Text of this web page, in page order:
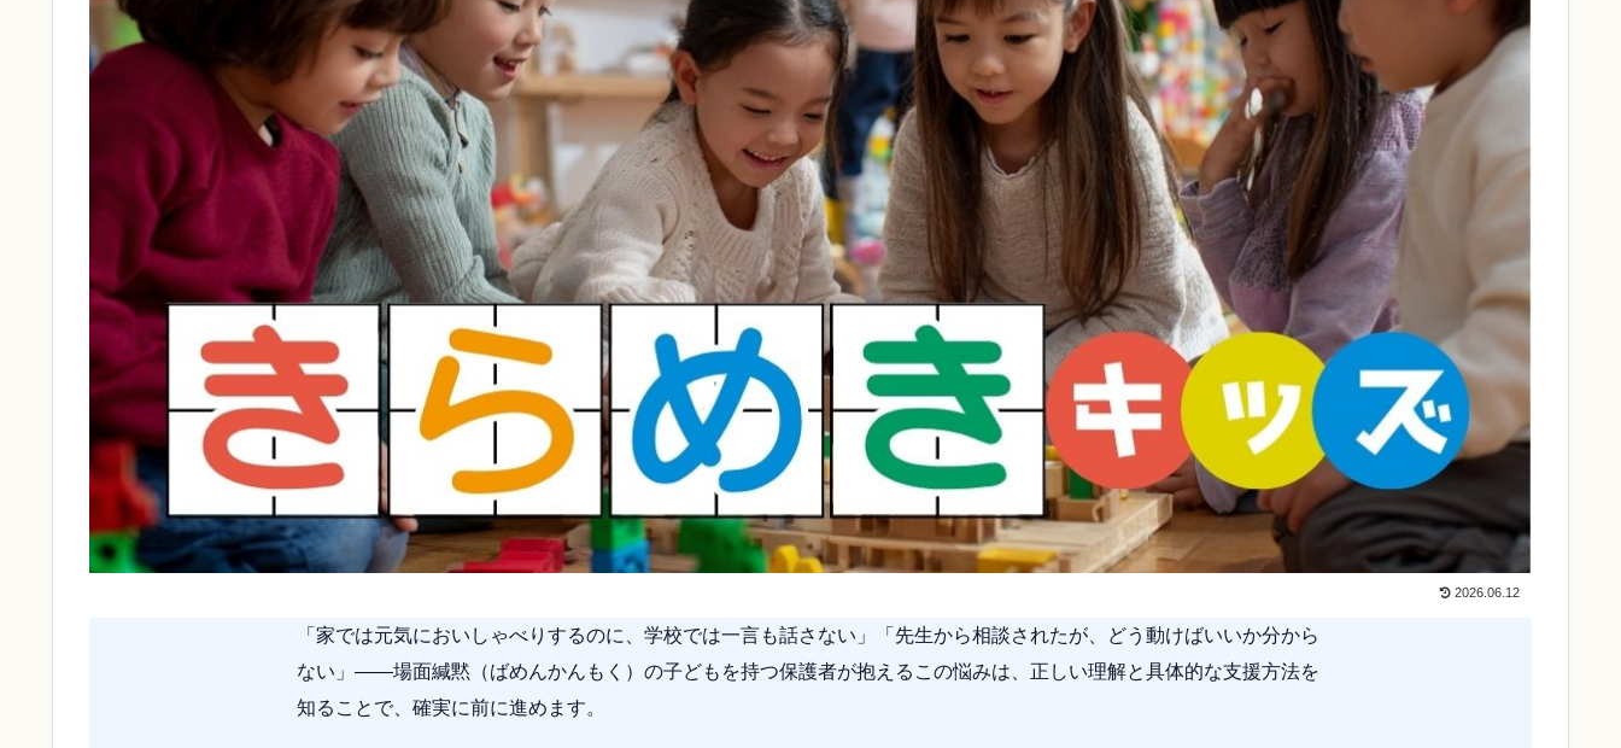
2026.06.12
「家では元気においしゃべりするのに、学校では一言も話さない」「先生から相談されたが、どう動けばいいか分から
ない」——場面緘黙（ばめんかんもく）の子どもを持つ保護者が抱えるこの悩みは、正しい理解と具体的な支援方法を
知ることで、確実に前に進めます。